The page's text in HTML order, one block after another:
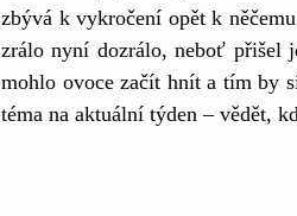
zbývá k vykročení opět k
zrálo nyní dozrálo, neboť přišel
mohlo ovoce začít hnít a tím by
téma na aktuální týden – vědět,